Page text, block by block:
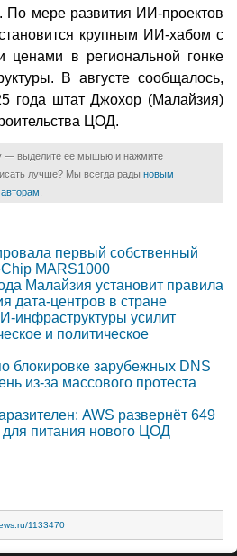
По мере развития ИИ-проектов
крупным ИИ-хабом с
ценами в региональной гонке
В августе сообщалось,
года штат Джохор (Малайзия)
ЦОД.
— выделите ее мышью и нажмите
лучше? Мы всегда рады новым
авторам
первый собственный
MARS1000
Малайзия установит правила
дата-центров в стране
инфраструктуры усилит
и политическое
блокировке зарубежных DNS
из-за массового протеста
AWS развернёт 649
для питания нового ЦОД
1133470